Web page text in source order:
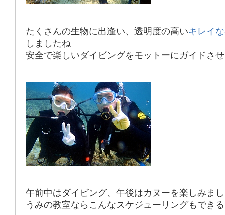
たくさんの生物に出逢い、透明度の高いキレイ
しましたね
安全で楽しいダイビングをモットーにガイドさ
午前中はダイビング、午後はカヌーを楽しみま
うみの教室ならこんなスケジューリングもでき